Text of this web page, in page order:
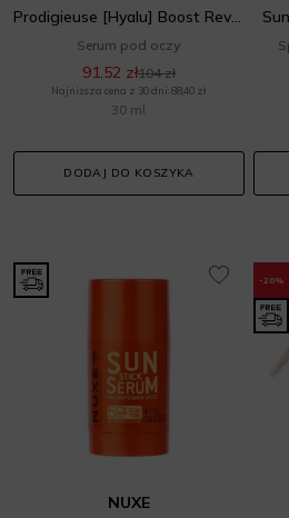
Prodigieuse [Hyalu] Boost Reviving Eye Stick
Serum pod oczy
91,52 zł104 zł
Najniższa cena z 30 dni: 88,40 zł
30 ml
DODAJ DO KOSZYKA
NUXE
-20%